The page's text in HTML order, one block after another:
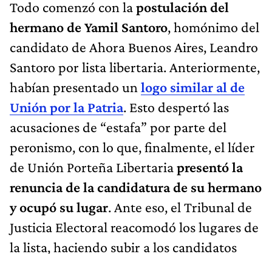
Todo comenzó con lapostulación del
hermano de Yamil Santoro, homónimo del
candidato de Ahora Buenos Aires, Leandro
Santoro por lista libertaria. Anteriormente,
habían presentado un logo similar al de
Unión por la Patria. Esto despertó las
acusaciones de “estafa” por parte del
peronismo, con lo que, finalmente, el líder
de Unión Porteña Libertariapresentó la
renuncia de la candidatura de su hermano
y ocupó su lugar. Ante eso, el Tribunal de
Justicia Electoral reacomodó los lugares de
la lista, haciendo subir a los candidatos